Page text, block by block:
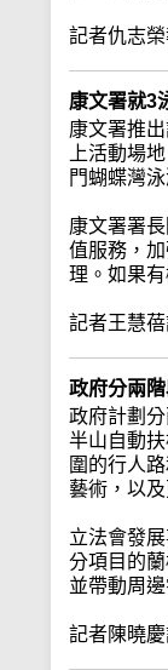
記者仇志榮
康文署就3
康文署推
上活動場
門蝴蝶灣
康文署署
值服務，
理。如果
記者王慧
政府分兩
政府計劃
半山自動
圍的行人
藝術，以
立法會發
分項目的
並帶動周
記者陳曉